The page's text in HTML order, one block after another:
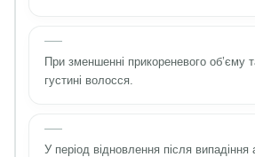
При зменшенні прикореневого об’єму
густині волосся.
У період відновлення після випадіння